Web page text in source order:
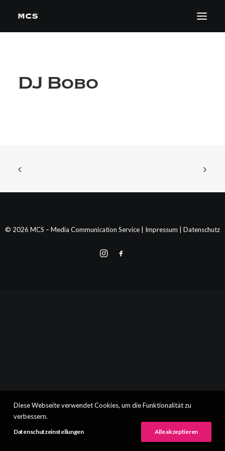
DJ Bobo
© 2026 MCS – Media Communication Service | Impressum Datenschutz
Diese Webseite verwendet Cookies, um die Funktionalität zu
verbessern.
Datenschutzeinstellungen Alle akzeptieren